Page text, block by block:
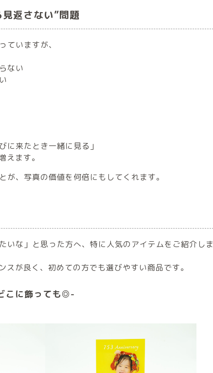
返さない”問題
ていますが、
ない
に来たとき一緒に見る」
えます。
が、写真の価値を何倍にもしてくれます。
いな」と思った方へ、特に人気のアイテムをご紹介しま
スが良く、初めての方でも選びやすい商品です。
こに飾っても◎-